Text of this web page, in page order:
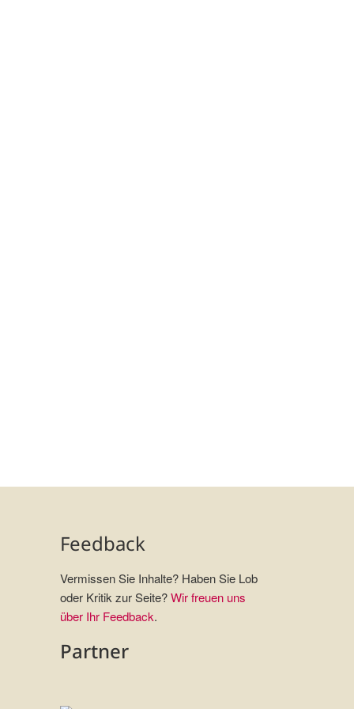
Feedback
Vermissen Sie Inhalte? Haben Sie Lob
oder Kritik zur Seite?Wir freuen uns
über Ihr Feedback.
Partner